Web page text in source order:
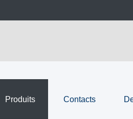
Produits Contacts